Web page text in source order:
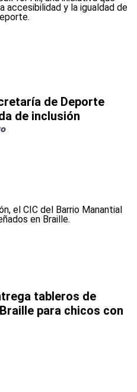
de Deporte
de inclusión
tableros de
para chicos con